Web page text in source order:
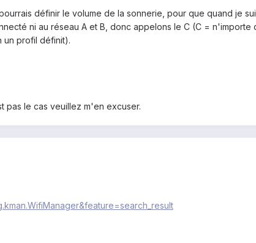
définir le volume de la sonnerie, pour que quand je
ni au réseau A et B, donc appelons le C (C = n'importe
un profil définit).
pas le cas veuillez m'en excuser.